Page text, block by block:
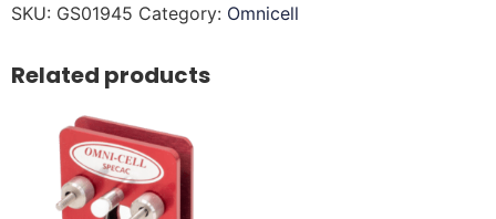
SKU: GS01945 Category: Omnicell
Related products